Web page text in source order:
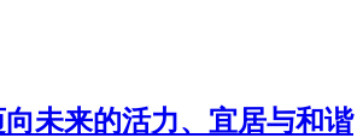
未来的活力、宜居与和谐